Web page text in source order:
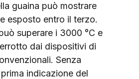
guaina può mostrare
esposto entro il terzo.
superare i 3000 °C e
dai dispositivi di
Senza
indicazione del